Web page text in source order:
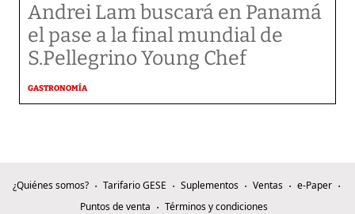
Andrei Lam buscará en Panamá
el pase a la final mundial de
S.Pellegrino Young Chef
GASTRONOMÍA
¿Quiénes somos? Tarifario GESE Suplementos Ventas
e-Paper
Puntos de venta
Términos y condiciones